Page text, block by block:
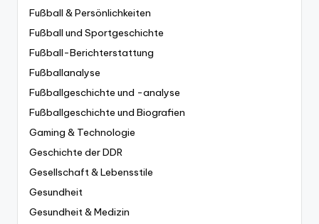
Fußball & Persönlichkeiten
Fußball und Sportgeschichte
Fußball-Berichterstattung
Fußballanalyse
Fußballgeschichte und -analyse
Fußballgeschichte und Biografien
Gaming & Technologie
Geschichte der DDR
Gesellschaft & Lebensstile
Gesundheit
Gesundheit & Medizin